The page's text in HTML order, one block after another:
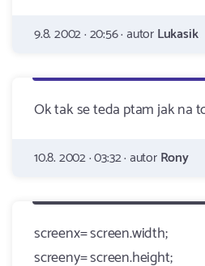
9.8. 2002 · 20:56 · autorLukasik
Ok tak se teda ptam jak na
10.8. 2002 · 03:32 · autorRony
screenx= screen.width;
screeny= screen.height;